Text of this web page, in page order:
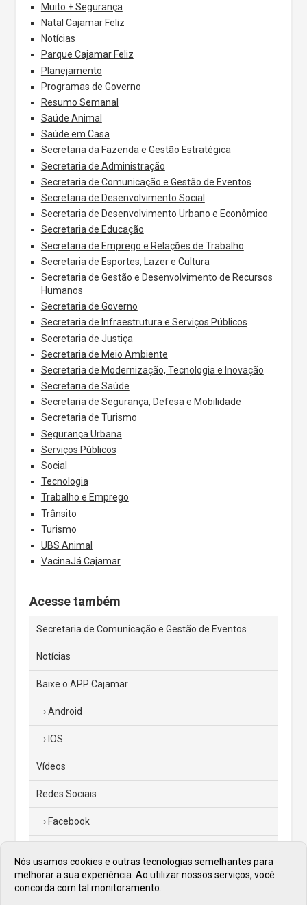
Muito + Segurança
Natal Cajamar Feliz
Notícias
Parque Cajamar Feliz
Planejamento
Programas de Governo
Resumo Semanal
Saúde Animal
Saúde em Casa
Secretaria da Fazenda e Gestão Estratégica
Secretaria de Administração
Secretaria de Comunicação e Gestão de Eventos
Secretaria de Desenvolvimento Social
Secretaria de Desenvolvimento Urbano e Econômico
Secretaria de Educação
Secretaria de Emprego e Relações de Trabalho
Secretaria de Esportes, Lazer e Cultura
Secretaria de Gestão e Desenvolvimento de Recursos
Humanos
Secretaria de Governo
Secretaria de Infraestrutura e Serviços Públicos
Secretaria de Justiça
Secretaria de Meio Ambiente
Secretaria de Modernização, Tecnologia e Inovação
Secretaria de Saúde
Secretaria de Segurança, Defesa e Mobilidade
Secretaria de Turismo
Segurança Urbana
Serviços Públicos
Social
Tecnologia
Trabalho e Emprego
Trânsito
Turismo
UBS Animal
VacinaJá Cajamar
Acesse também
Secretaria de Comunicação e Gestão de Eventos
Notícias
Baixe o APP Cajamar
Android
IOS
Vídeos
Redes Sociais
Facebook
Twitter
Nós usamos cookies e outras tecnologias semelhantes para
melhorar a sua experiência. Ao utilizar nossos serviços, você
concorda com tal monitoramento.